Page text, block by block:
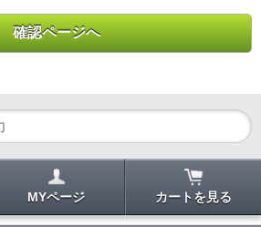
MYページ カートを見る